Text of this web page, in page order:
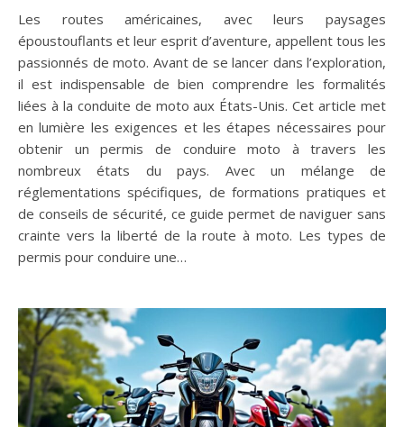
Les routes américaines, avec leurs paysages
époustouflants et leur esprit d’aventure, appellent tous les
passionnés de moto. Avant de se lancer dans l’exploration,
il est indispensable de bien comprendre les formalités
liées à la conduite de moto aux États-Unis. Cet article met
en lumière les exigences et les étapes nécessaires pour
obtenir un permis de conduire moto à travers les
nombreux états du pays. Avec un mélange de
réglementations spécifiques, de formations pratiques et
de conseils de sécurité, ce guide permet de naviguer sans
crainte vers la liberté de la route à moto. Les types de
permis pour conduire une…